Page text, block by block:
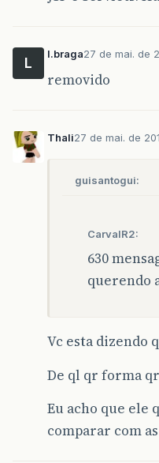
L
l.braga27 de mai. de
removido
Thali27 de mai. de
guisantogui:
CarvalR2:
630
querendo
Vc esta dizendo
De ql qr forma
Eu acho que ele
comparar com